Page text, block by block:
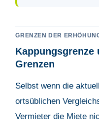
GRENZEN DER
Kappungsgrenze
Grenzen
Selbst wenn die
ortsüblichen
Vermieter die Miete